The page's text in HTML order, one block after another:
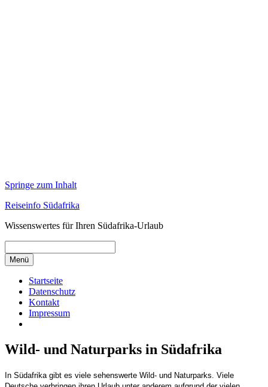
Springe zum Inhalt
Reiseinfo Südafrika
Wissenswertes für Ihren Südafrika-Urlaub
Menü
Startseite
Datenschutz
Kontakt
Impressum
Wild- und Naturparks in Südafrika
In Südafrika gibt es viele sehenswerte Wild- und Naturparks. Viele